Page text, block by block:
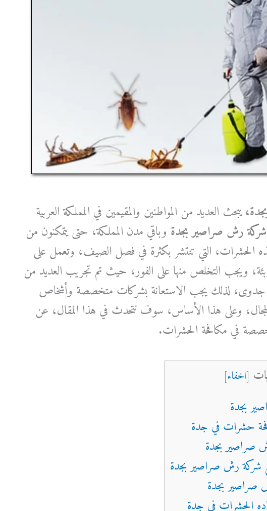
يبحث العديد من المواطنين والمقيمين في المملكة العربية
شركة رش صراصير بجدة وباقي مدن المملكة، حتى يتمكنون من
الحشرات، التي تنتشر بكثرة في فصل الصيف، وتعمل على
ويجب التخلص منها على الفور، حيث تم تجريب العديد من
جدوى، لذلك يجب الاستعانة بشركات متخصصة وأشخاص
وعلى هذا الأساس، سوف نتحدث في هذا المقال، عن
في مكافحة الحشرات.
[اخفاء]